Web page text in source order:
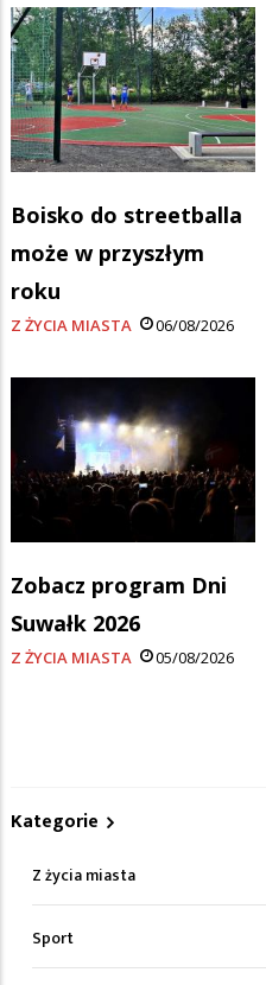
Boisko do streetballa
może w przyszłym
roku
Z ŻYCIA MIASTA 06/08/2026
Zobacz program Dni
Suwałk 2026
Z ŻYCIA MIASTA 05/08/2026
Kategorie
Z życia miasta
Sport